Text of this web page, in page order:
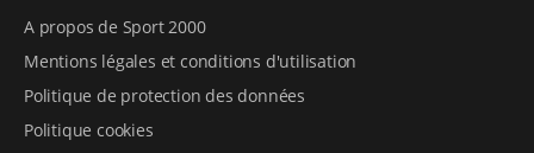
A propos de Sport 2000
Mentions légales et conditions d'utilisation
Politique de protection des données
Politique cookies